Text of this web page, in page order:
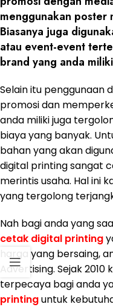
menggunakan poster
Biasanya juga
atau event-event
brand yang anda
Selain itu penggunaan
promosi dan
anda miliki juga
biaya yang banyak.
bahan yang akan
digital printing sangat
merintis usaha. Hal ini
yang tergolong
Nah bagi anda yang
cetak digital printing
harga yang bersaing,
Advertising. Sejak
terpecaya bagi anda
printinguntuk